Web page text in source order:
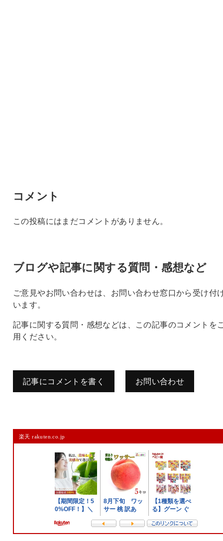
コメント
この投稿にはまだコメントがありません。
ブログや記事に関する質問・感想など
ご意見やお問い合わせは、お問い合わせ窓口から受け付
います。
記事に関する質問・感想などは、この記事のコメントを
用ください。
記事にコメントを書く お問い合わせ
メールアドレスは公開されません。
また、コメント欄には、必ず日本語を含めてください（スパム対策）。
楽天 rakuten.co.jp